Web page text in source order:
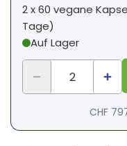
2 x60 vegane
Tage)
Auf Lager
CHF